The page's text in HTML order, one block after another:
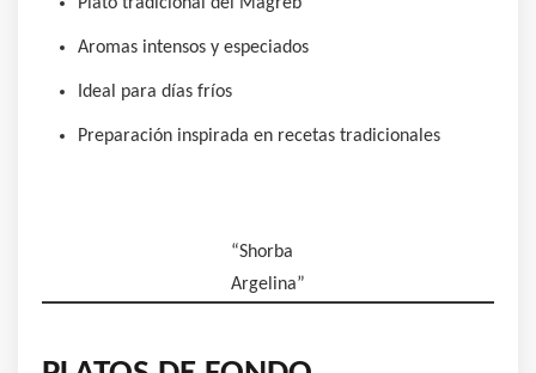
Aromas intensos y especiados
Ideal para días fríos
Preparación inspirada en recetas tradicionales
“Shorba
Argelina”